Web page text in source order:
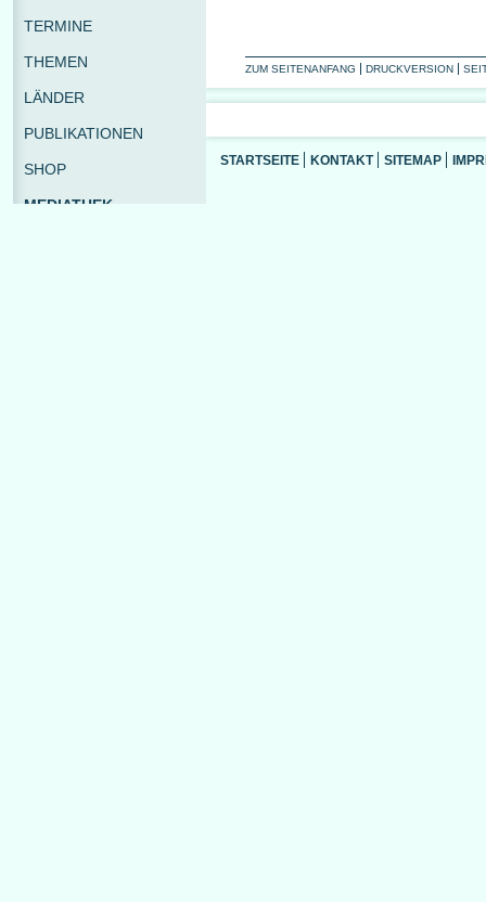
ZUM SEITENANFANG DRUCKVERSION
STARTSEITE KONTAKT SITEMAP
TERMINE
THEMEN
LÄNDER
PUBLIKATIONEN
SHOP
MEDIATHEK